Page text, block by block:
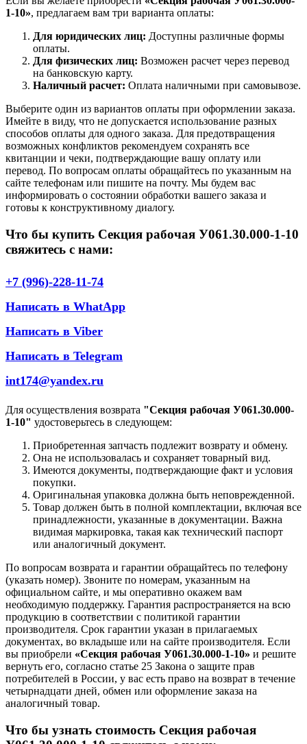
1-10», предлагаем вам три варианта оплаты:
Для юридических лиц: Доступны различные формы
оплаты.
Для физических лиц: Возможен расчет через перевод
на банковскую карту.
Наличный расчет: Оплата наличными при самовывозе.
Выберите один из вариантов оплаты при оформлении заказа.
Имейте в виду, что не допускается использование разных
способов оплаты для одного заказа. Для предотвращения
возможных конфликтов рекомендуем сохранять все
квитанции и чеки, подтверждающие вашу оплату или
перевод. По вопросам оплаты обращайтесь по указанным на
сайте телефонам или пишите на почту. Мы будем вас
информировать о состоянии обработки вашего заказа и
готовы к конструктивному диалогу.
Что бы купить Секция рабочая У061.30.000-1-10
свяжитесь с нами:
+7 (996)-228-11-74
Написать в WhatApp
Написать в Viber
Написать в Telegram
int174@yandex.ru
Для осуществления возврата "Секция рабочая У061.30.000-
1-10" удостоверьтесь в следующем:
Приобретенная запчасть подлежит возврату и обмену.
Она не использовалась и сохраняет товарный вид.
Имеются документы, подтверждающие факт и условия
покупки.
Оригинальная упаковка должна быть неповрежденной.
Товар должен быть в полной комплектации, включая все
принадлежности, указанные в документации. Важна
видимая маркировка, такая как технический паспорт
или аналогичный документ.
По вопросам возврата и гарантии обращайтесь по телефону
(указать номер). Звоните по номерам, указанным на
официальном сайте, и мы оперативно окажем вам
необходимую поддержку. Гарантия распространяется на всю
продукцию в соответствии с политикой гарантии
производителя. Срок гарантии указан в прилагаемых
документах, во вкладыше или на сайте производителя. Если
вы приобрели «Секция рабочая У061.30.000-1-10» и решите
вернуть его, согласно статье 25 Закона о защите прав
потребителей в России, у вас есть право на возврат в течение
четырнадцати дней, обмен или оформление заказа на
аналогичный товар.
Что бы узнать стоимость Секция рабочая